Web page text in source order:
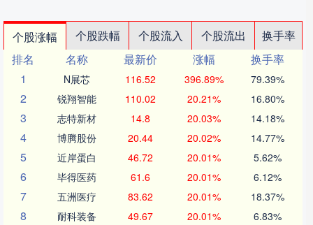
个股涨幅 个股跌幅 个股流入 个股流出
换手率
排名
名称 最新价 涨幅
换手率
1
N展芯 116.52 396.89% 79.39%
2 锐翔智能 110.02 20.21% 16.80%
3 志特新材 14.8 20.03% 14.18%
4 博腾股份 20.44 20.02% 14.77%
5 近岸蛋白 46.72 20.01% 5.62%
6 毕得医药 61.6 20.01% 6.12%
7 五洲医疗 83.62 20.01% 18.37%
8 耐科装备 49.67 20.01% 6.83%